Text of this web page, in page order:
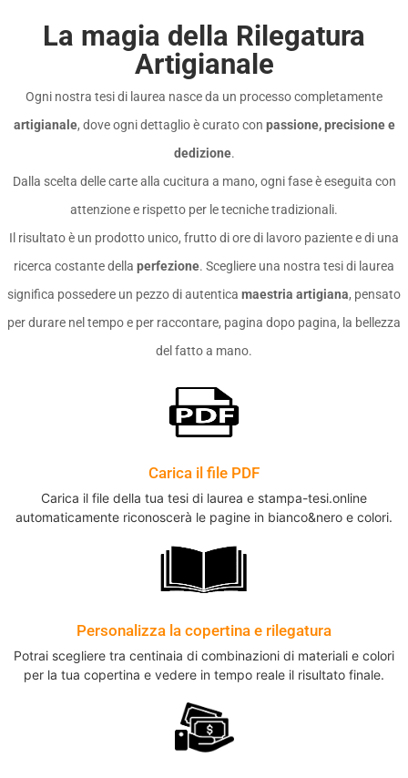
La magia della Rilegatura
Artigianale
Ogni nostra tesi di laurea nasce da un processo completamente
artigianale, dove ogni dettaglio è curato con passione, precisione e
dedizione.
Dalla scelta delle carte alla cucitura a mano, ogni fase è eseguita con
attenzione e rispetto per le tecniche tradizionali.
Il risultato è un prodotto unico, frutto di ore di lavoro paziente e di una
ricerca costante della perfezione. Scegliere una nostra tesi di laurea
significa possedere un pezzo di autentica maestria artigiana, pensato
per durare nel tempo e per raccontare, pagina dopo pagina, la bellezza
del fatto a mano.
Carica il file PDF
Carica il file della tua tesi di laurea e stampa-tesi.online
automaticamente riconoscerà le pagine in bianco&nero e colori.
Personalizza la copertina e rilegatura
Potrai scegliere tra centinaia di combinazioni di materiali e colori
per la tua copertina e vedere in tempo reale il risultato finale.